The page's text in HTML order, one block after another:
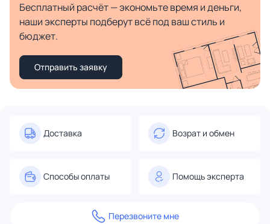
Бесплатный расчёт — экономьте время и деньги,
наши эксперты подберут всё под ваш стиль и
бюджет.
Отправить заявку
Доставка Возрат и обмен
Способы оплаты Помощь эксперта
Перезвоните мне